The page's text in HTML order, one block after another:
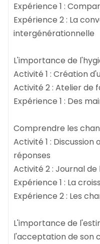
Expérience 1 :
Expérience 2 : La
intergénérationnelle
L'importance de
Activité 1 : Création
Activité 2 : Atelier de
Expérience 1 : Des
Comprendre les
Activité 1 :
réponses
Activité 2 : Journal
Expérience 1 : La
Expérience 2 : Les
L'importance de
l'acceptation de son